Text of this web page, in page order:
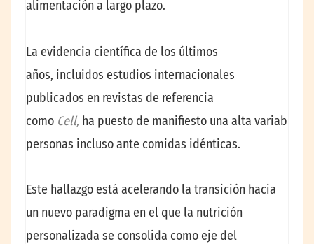
alimentación a largo plazo.
La evidencia científica de los últimos
años, incluidos estudios internacionales
publicados en revistas de referencia
como Cell, ha puesto de manifiesto una alta
personas incluso ante comidas idénticas.
Este hallazgo está acelerando la transición hacia
un nuevo paradigma en el que la nutrición
personalizada se consolida como eje del